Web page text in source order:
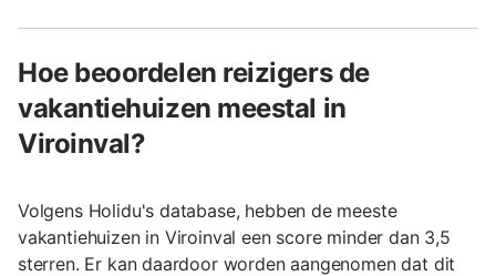
Hoe beoordelen reizigers de
vakantiehuizen meestal in
Viroinval?
Volgens Holidu's database, hebben de meeste
vakantiehuizen in Viroinval een score minder dan 3,5
sterren. Er kan daardoor worden aangenomen dat dit